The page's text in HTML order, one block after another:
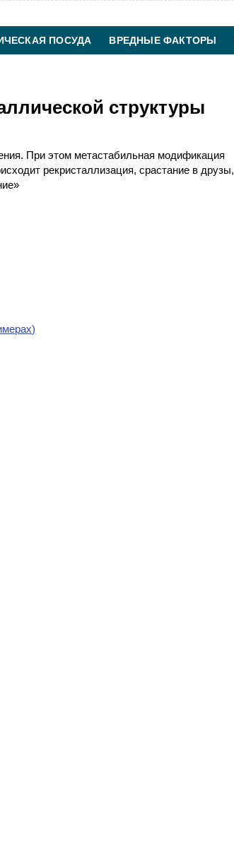
ПОСУДА ВРЕДНЫЕ ФАКТОРЫ
структуры
При этом метастабильная модификация
рекристаллизация, срастание в друзы,